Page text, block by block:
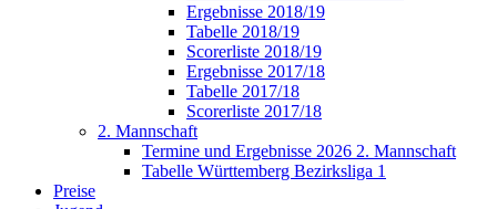
Ergebnisse 2018/19
Tabelle 2018/19
Scorerliste 2018/19
Ergebnisse 2017/18
Tabelle 2017/18
Scorerliste 2017/18
2. Mannschaft
Termine und Ergebnisse 2026 2. Mannschaft
Tabelle Württemberg Bezirksliga 1
Preise